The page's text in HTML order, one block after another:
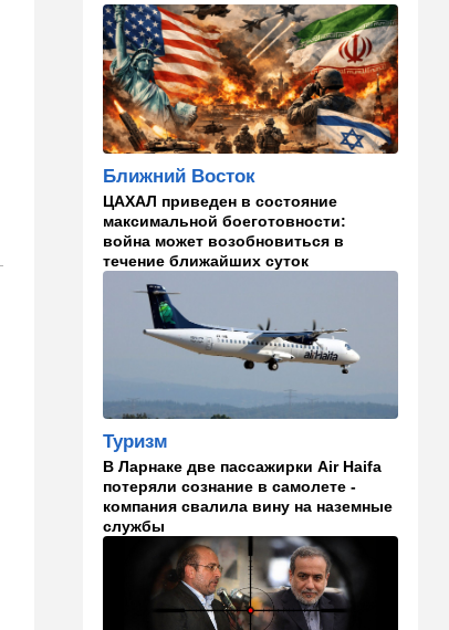
наконец запаниковала?
10:10 В мире
"Холодные сферы" над
Ближним Востоком:
Пентагон выложил новую
партию Х-файлов
Я формирую свой
собственный нарратив
Новости Украины
РФ нанесла удар
баллистикой по Киеву и
дронами по области — есть
08:45 Ближний Восток
Дружить против Израиля:
Иран просится в мекканский
союз
08:18 В мире
CNN: генерал Кейн ищет
способ выйти из войны с
Ираном
Ближний Восток
ЦАХАЛ приведен в состояние
максимальной боеготовности:
война может возобновиться в
течение ближайших суток
Туризм
В Ларнаке две пассажирки Air Haifa
потеряли сознание в самолете -
компания свалила вину на наземные
службы